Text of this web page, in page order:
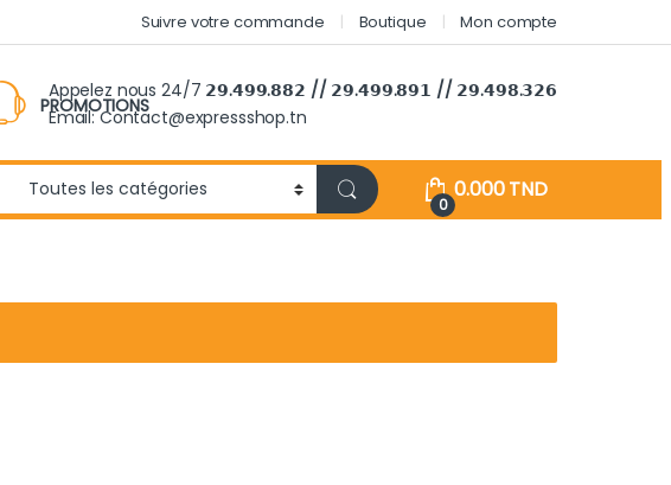
Suivre votre commande Boutique Mon compte
PROMOTIONS
Appelez nous 24/7 𝟮𝟵.𝟰𝟵𝟵.𝟴𝟴𝟮 // 𝟮𝟵.𝟰𝟵𝟵.𝟴𝟵𝟭 // 𝟮𝟵.𝟰𝟵𝟴.𝟯𝟮𝟲
Email: Contact@expressshop.tn
0
0.000TND